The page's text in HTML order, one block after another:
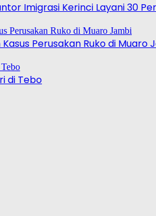
Imigrasi Kerinci Layani 30
Perusakan Ruko di Muaro
di Tebo